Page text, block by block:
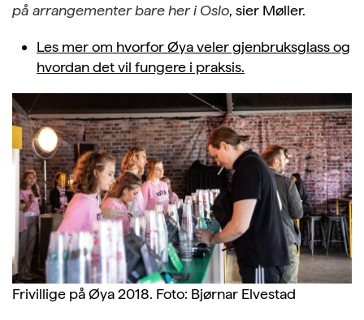
på arrangementer bare her i Oslo, sier Møller.
Les mer om hvorfor Øya veler gjenbruksglass og
hvordan det vil fungere i praksis.
Frivillige på Øya 2018. Foto: Bjørnar Elvestad